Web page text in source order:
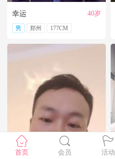
幸运 40岁
男 郑州 177CM
张驰
首页 会员 活动